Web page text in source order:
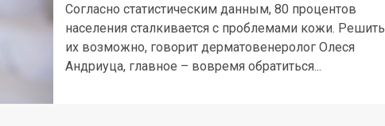
Согласно статистическим данным, 80 процентов
населения сталкивается с проблемами кожи. Решить
их возможно, говорит дерматовенеролог Олеся
Андриуца, главное – вовремя обратиться...